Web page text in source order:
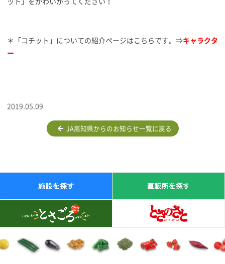
ット」をかわいがってください！
＊「コチット」についての紹介ページはこちらです。⇒キャラクタ
ー
2019.05.09
JA高知県からのお知らせ一覧に戻る